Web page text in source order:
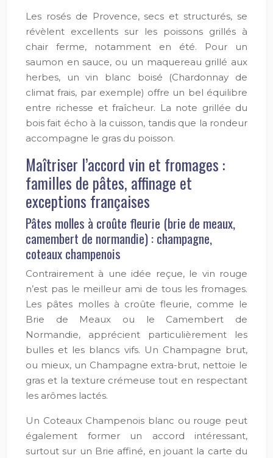
Les rosés de Provence, secs et structurés, se
révèlent excellents sur les poissons grillés à
chair ferme, notamment en été. Pour un
saumon en sauce, ou un maquereau grillé aux
herbes, un vin blanc boisé (Chardonnay de
climat frais, par exemple) offre un bel équilibre
entre richesse et fraîcheur. La note grillée du
bois fait écho à la cuisson, tandis que la rondeur
accompagne le gras du poisson.
Maîtriser l’accord vin et fromages :
familles de pâtes, affinage et
exceptions françaises
Pâtes molles à croûte fleurie (brie de meaux,
camembert de normandie) : champagne,
coteaux champenois
Contrairement à une idée reçue, le vin rouge
n’est pas le meilleur ami de tous les fromages.
Les pâtes molles à croûte fleurie, comme le
Brie de Meaux ou le Camembert de
Normandie, apprécient particulièrement les
bulles et les blancs vifs. Un Champagne brut,
ou mieux, un Champagne extra-brut, nettoie le
gras et la texture crémeuse tout en respectant
les arômes lactés.
Un Coteaux Champenois blanc ou rouge peut
également former un accord intéressant,
surtout sur un Brie affiné, en jouant la carte du